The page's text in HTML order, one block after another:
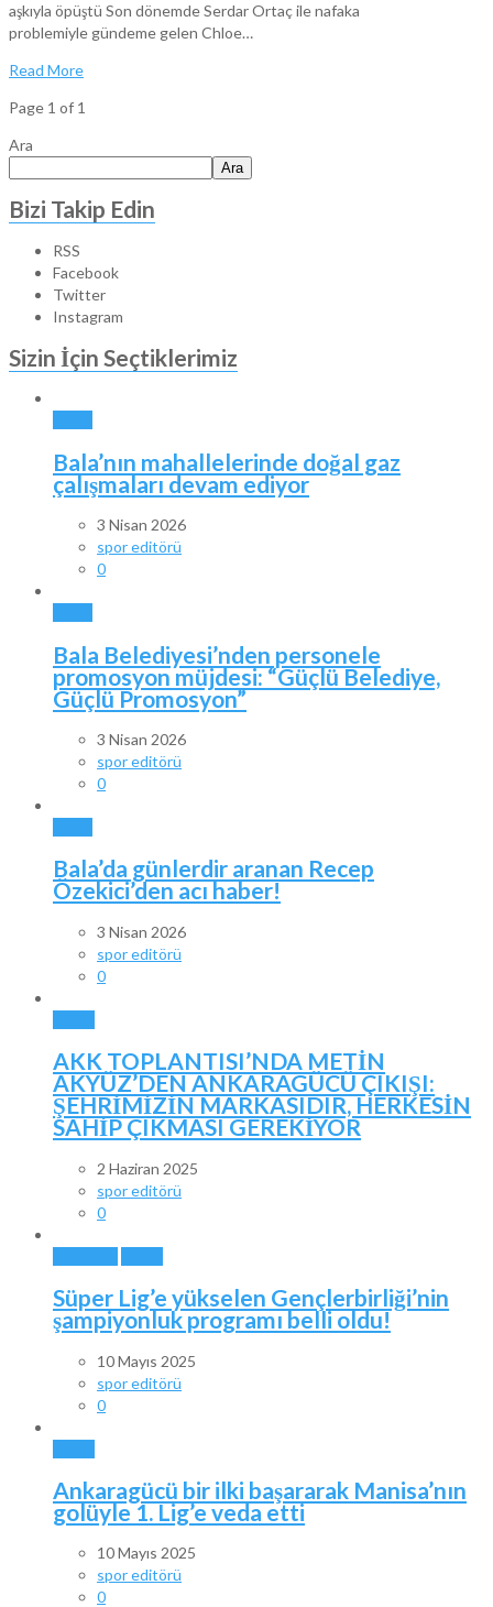
aşkıyla öpüştü Son dönemde Serdar Ortaç ile nafaka
problemiyle gündeme gelen Chloe…
Read More
Page 1 of 1
Ara
Ara
Bizi Takip Edin
RSS
Facebook
Twitter
Instagram
Sizin İçin Seçtiklerimiz
Bala’nın mahallelerinde doğal gaz
çalışmaları devam ediyor
3 Nisan 2026
spor editörü
0
Bala Belediyesi’nden personele
promosyon müjdesi: “Güçlü Belediye,
Güçlü Promosyon”
3 Nisan 2026
spor editörü
0
Bala’da günlerdir aranan Recep
Özekici’den acı haber!
3 Nisan 2026
spor editörü
0
AKK TOPLANTISI’NDA METİN
AKYÜZ’DEN ANKARAGÜCÜ ÇIKIŞI:
ŞEHRİMİZİN MARKASIDIR, HERKESİN
SAHİP ÇIKMASI GEREKİYOR
2 Haziran 2025
spor editörü
0
Süper Lig’e yükselen Gençlerbirliği’nin
şampiyonluk programı belli oldu!
10 Mayıs 2025
spor editörü
0
Ankaragücü bir ilki başararak Manisa’nın
golüyle 1. Lig’e veda etti
10 Mayıs 2025
spor editörü
0